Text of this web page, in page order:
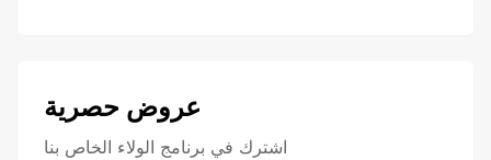
عروض حصرية
اشترك في برنامج الولاء الخاص بنا